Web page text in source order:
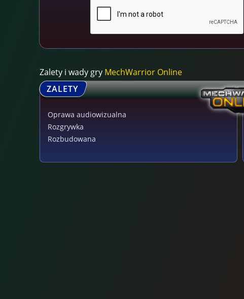
Zalety i wady gry MechWarrior Online
ZALETY
Oprawa audiowizualna
Rozgrywka
Rozbudowana